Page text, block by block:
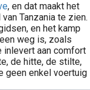
, en dat maakt het
Tanzania te zien.
en het kamp
weg is, zoals
inlevert aan comfort
de hitte, de stilte,
geen enkel voertuig